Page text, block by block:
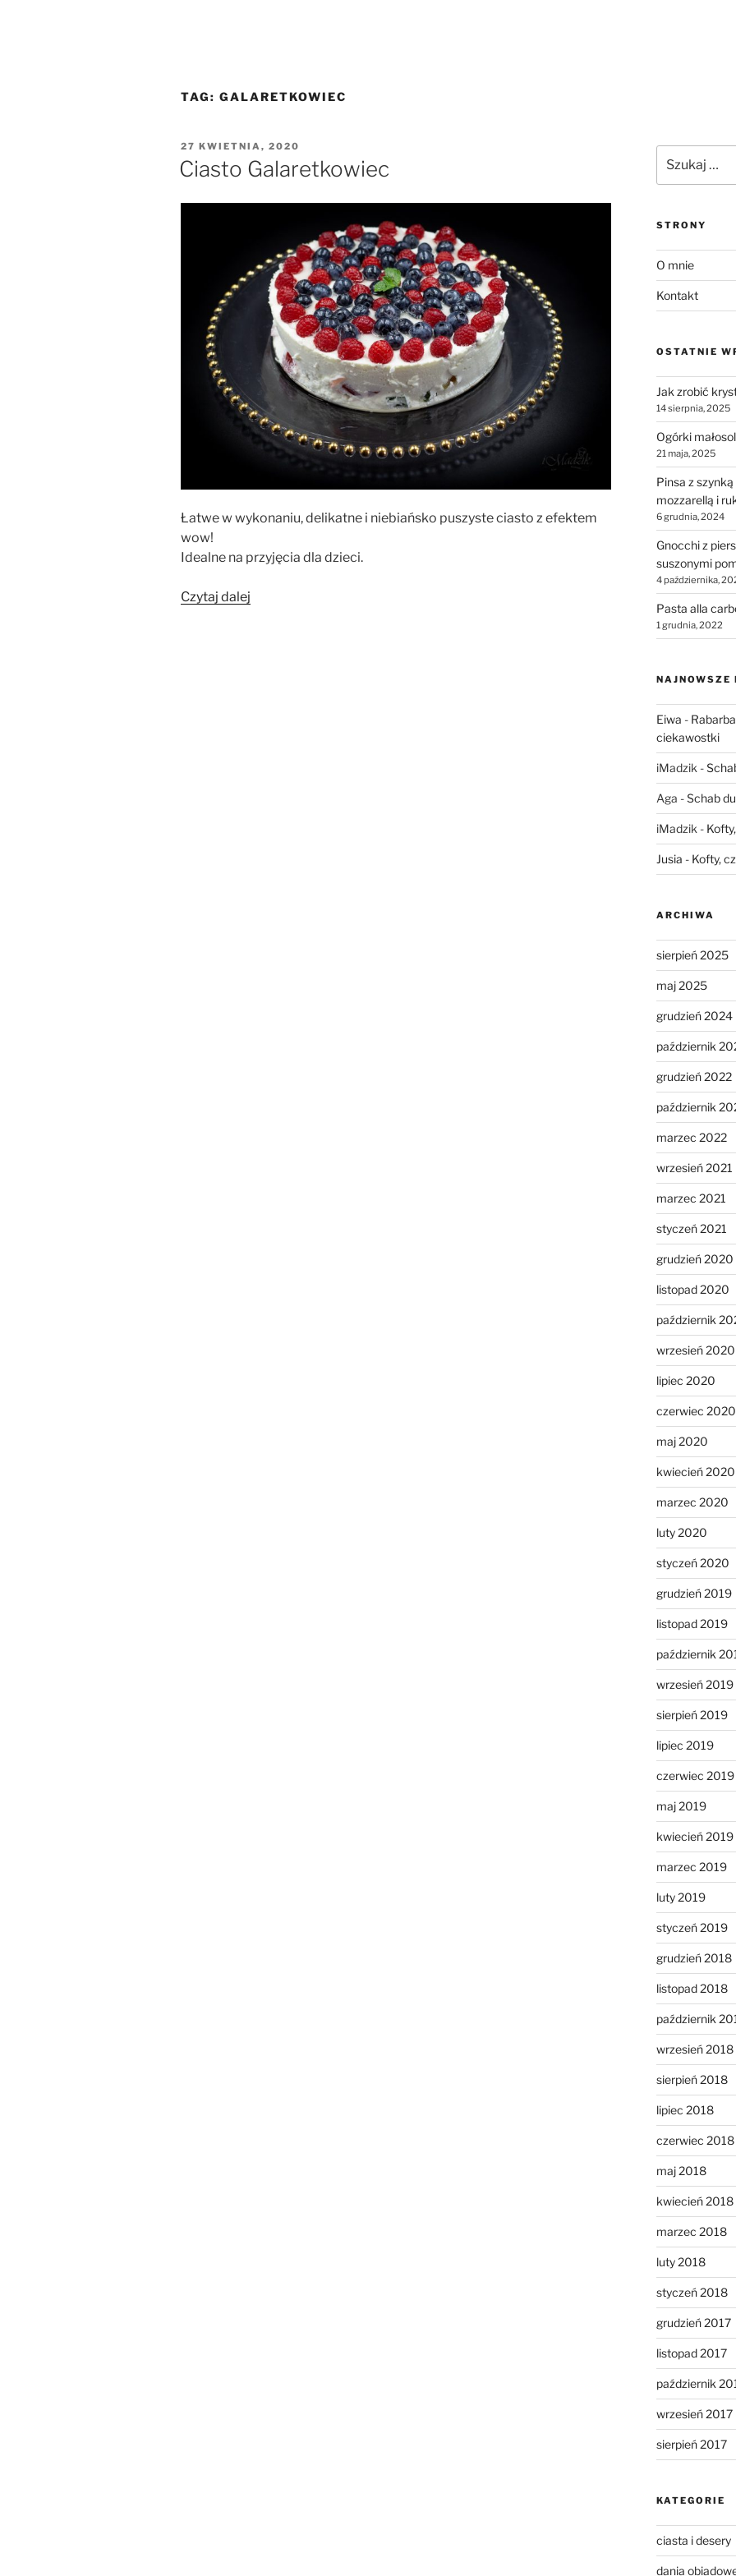
TAG: GALARETKOWIEC
OPUBLIKOWANE
W
27 KWIETNIA, 2020
Ciasto Galaretkowiec
Łatwe w wykonaniu, delikatne i niebiańsko puszyste ciasto z efektem
wow!
Idealne na przyjęcia dla dzieci.
Czytaj dalej
STRONY
O mnie
Kontakt
OSTATNIE
Jak zrobić
14 sierpnia, 2025
Ogórki
21 maja, 2025
Pinsa z
mozzarellą i
6 grudnia, 2024
Gnocchi z
suszonymi
4 października,
Pasta alla
1 grudnia, 2022
NAJNOWSZE
Eiwa -
ciekawostki
iMadzik -
Aga -Schab
iMadzik -
Jusia - Kofty,
ARCHIWA
sierpień 2025
maj 2025
grudzień 2024
październik
grudzień 2022
październik
marzec 2022
wrzesień 2021
marzec 2021
styczeń 2021
grudzień 2020
listopad 2020
październik
wrzesień 2020
lipiec 2020
czerwiec 2020
maj 2020
kwiecień 2020
marzec 2020
luty 2020
styczeń 2020
grudzień 2019
listopad 2019
październik
wrzesień 2019
sierpień 2019
lipiec 2019
czerwiec 2019
maj 2019
kwiecień 2019
marzec 2019
luty 2019
styczeń 2019
grudzień 2018
listopad 2018
październik
wrzesień 2018
sierpień 2018
lipiec 2018
czerwiec 2018
maj 2018
kwiecień 2018
marzec 2018
luty 2018
styczeń 2018
grudzień 2017
listopad 2017
październik
wrzesień 2017
sierpień 2017
KATEGORIE
ciasta i desery
dania